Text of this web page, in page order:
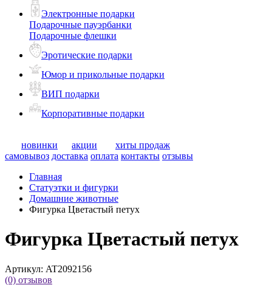
Электронные подарки
Подарочные пауэрбанки
Подарочные флешки
Эротические подарки
Юмор и прикольные подарки
ВИП подарки
Корпоративные подарки
новинки акции
хиты продаж
самовывоз доставка оплата контакты отзывы
Главная
Статуэтки и фигурки
Домашние животные
Фигурка Цветастый петух
Фигурка Цветастый петух
Артикул: AT2092156
(0) отзывов